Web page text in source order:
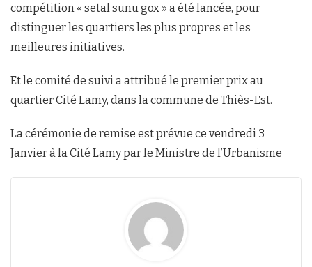
compétition « setal sunu gox » a été lancée, pour
distinguer les quartiers les plus propres et les
meilleures initiatives.
Et le comité de suivi a attribué le premier prix au
quartier Cité Lamy, dans la commune de Thiès-Est.
La cérémonie de remise est prévue ce vendredi 3
Janvier à la Cité Lamy par le Ministre de l’Urbanisme